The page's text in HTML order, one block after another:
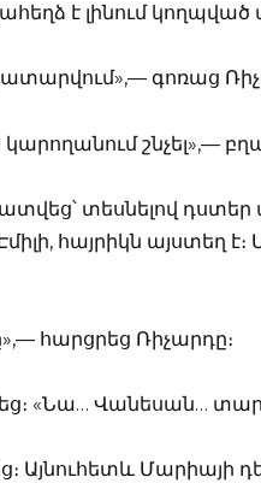
է լինում կողպված
գոռաց
կարողանում շնչել»,—
տեսնելով
հայրիկն այստեղ է։
հարցրեց Ռիչարդը։
«Նա… Վանեսան…
Այնուհետև